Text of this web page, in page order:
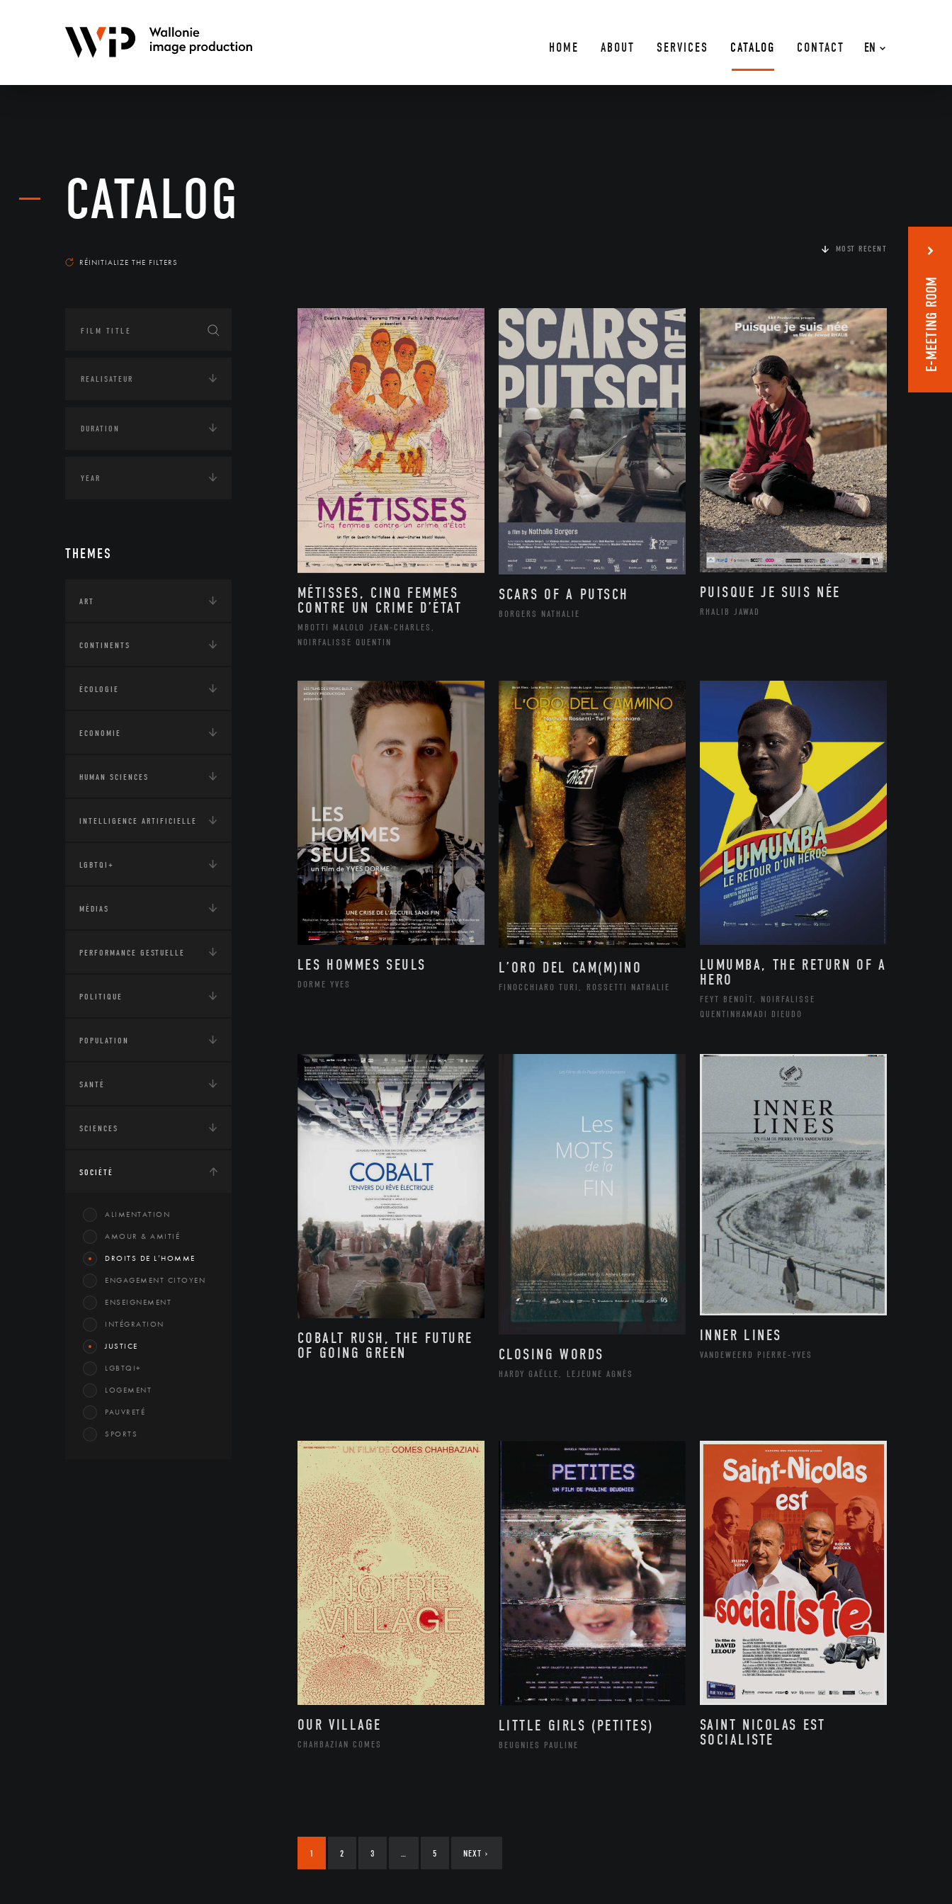
EN
HOME ABOUT SERVICES CATALOG CONTACT
CATALOG
RÉINITIALIZE THE FILTERS
THEMES
ART
CONTINENTS
ÉCOLOGIE
ECONOMIE
HUMAN SCIENCES
INTELLIGENCE ARTIFICIELLE
LGBTQI+
MÉDIAS
PERFORMANCE GESTUELLE
POLITIQUE
POPULATION
SANTÉ
SCIENCES
SOCIÉTÉ
ALIMENTATION
AMOUR & AMITIÉ
DROITS DE L’HOMME
ENGAGEMENT CITOYEN
ENSEIGNEMENT
INTÉGRATION
JUSTICE
LGBTQI+
LOGEMENT
PAUVRETÉ
SPORTS
MOST RECENT
MÉTISSES, CINQ FEMMES
CONTRE UN CRIME D’ÉTAT
MBOTTI MALOLO JEAN-CHARLES,
NOIRFALISSE QUENTIN
SCARS OF A PUTSCH
BORGERS NATHALIE
PUISQUE JE SUIS NÉE
RHALIB JAWAD
LES HOMMES SEULS
DORME YVES
L’ORO DEL CAM(M)INO
FINOCCHIARO TURI, ROSSETTI NATHALIE
LUMUMBA, THE RETURN OF A
HERO
FEYT BENOÎT, NOIRFALISSE
QUENTINHAMADI DIEUDO
COBALT RUSH, THE FUTURE
OF GOING GREEN
CLOSING WORDS
HARDY GAËLLE, LEJEUNE AGNÈS
INNER LINES
VANDEWEERD PIERRE-YVES
OUR VILLAGE
CHAHBAZIAN COMES
LITTLE GIRLS (PETITES)
BEUGNIES PAULINE
SAINT NICOLAS EST
SOCIALISTE
1 2 3 5 NEXT ›
E-MEETING ROOM